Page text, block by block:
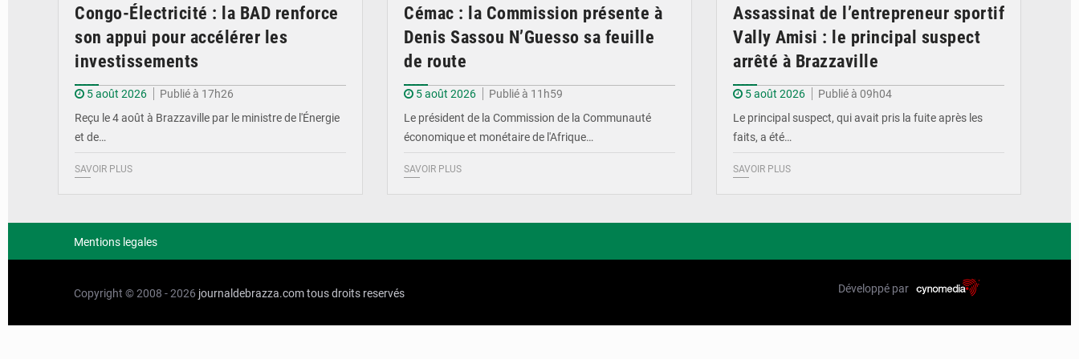
Congo-Électricité : la BAD renforce
son appui pour accélérer les
investissements
5 août 2026
Publié à 17h26
Reçu le 4 août à Brazzaville par le ministre de l'Énergie
et de…
SAVOIR PLUS
Cémac : la Commission présente à
Denis Sassou N’Guesso sa feuille
de route
5 août 2026
Publié à 11h59
Le président de la Commission de la Communauté
économique et monétaire de l'Afrique…
SAVOIR PLUS
Assassinat de l’entrepreneur sportif
Vally Amisi : le principal suspect
arrêté à Brazzaville
5 août 2026
Publié à 09h04
Le principal suspect, qui avait pris la fuite après les
faits, a été…
SAVOIR PLUS
Mentions legales
Copyright © 2008 - 2026 journaldebrazza.comtous droits reservés Développé par